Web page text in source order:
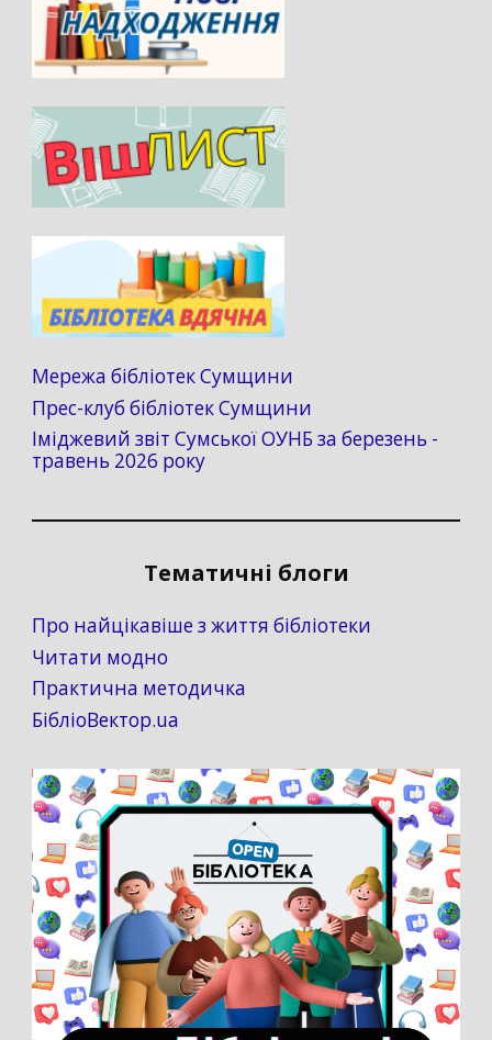
Мережа бібліотек Сумщини
Прес-клуб бібліотек Сумщини
Іміджевий звіт Сумської ОУНБ за березень -
травень 2026 року
Тематичні блоги
Про найцікавіше з життя бібліотеки
Читати модно
Практична методичка
БібліоВектор.ua